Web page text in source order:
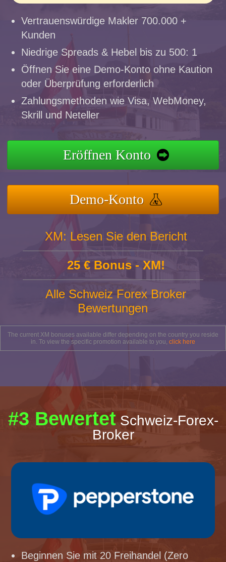
Vertrauenswürdige Makler 700.000 +
Kunden
Niedrige Spreads & Hebel bis zu 500: 1
Öffnen Sie eine Demo-Konto ohne Kaution
oder Überprüfung erforderlich
Zahlungsmethoden wie Visa, WebMoney,
Skrill und Neteller
Eröffnen Konto
Demo-Konto
XM: Lesen Sie den Bericht
25 € Bonus - XM!
Alle Schweiz Forex Broker
Bewertungen
The current XM bonuses available differ depending on the country you reside
in. To view the specific promotion available to you, click here
#3 BewertetSchweiz-Forex-
Broker
Beginnen Sie mit 20 Freihandel (Zero